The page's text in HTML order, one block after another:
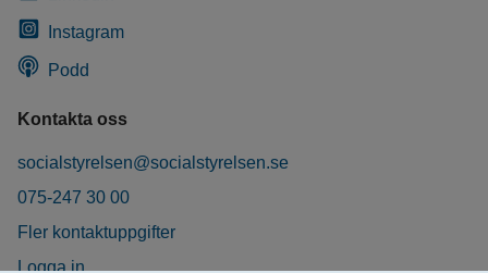
Instagram
Podd
Kontakta oss
socialstyrelsen@socialstyrelsen.se
075-247 30 00
Fler kontaktuppgifter
Logga in